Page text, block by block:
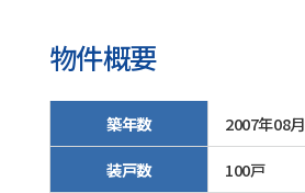
物件概要
築年数 2007年08月
装戸数
100戸